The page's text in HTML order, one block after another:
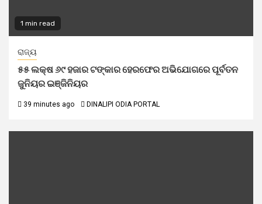
1 min read
ରାଜ୍ୟ
୫୫ ଲକ୍ଷ ୬୯ ହଜାର ଟଙ୍କାର ହେରଫେର ଅଭିଯୋଗରେ ପୂର୍ବତନ
ଜୁନିୟର ଇଞ୍ଜିନିୟର
39 minutes ago DINALIPI ODIA PORTAL